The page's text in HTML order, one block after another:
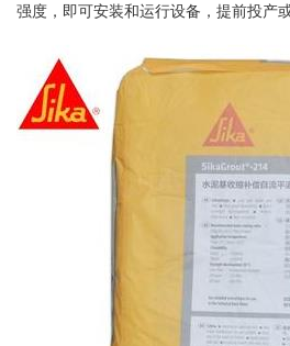
强度，即可安装和运行设备，提前投产